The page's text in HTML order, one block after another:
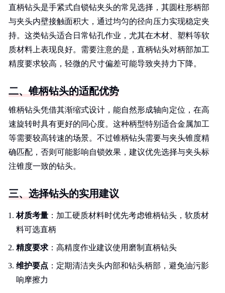
直柄钻头是手紧式自锁钻夹头的常见选择，其圆柱形柄部
与夹头内壁接触面积大，通过均匀的径向压力实现稳定夹
持。这类钻头适合日常钻孔作业，尤其在木材、塑料等软
质材料上表现良好。需要注意的是，直柄钻头对柄部加工
精度要求较高，轻微的尺寸偏差可能导致夹持力下降。
二、锥柄钻头的适配优势
锥柄钻头凭借其渐缩式设计，能自然形成轴向定位，在高
速旋转时具有更好的同心度。这种柄型特别适合金属加工
等需要较高转速的场景。不过锥柄钻头需要与夹头锥度精
确匹配，否则可能影响自锁效果，建议优先选择与夹头标
注锥度一致的钻头。
三、选择钻头的实用建议
材质考量 ：加工硬质材料时优先考虑锥柄钻头，软质材
料可选直柄
精度要求 ：高精度作业建议使用磨制直柄钻头
维护要点 ：定期清洁夹头内部和钻头柄部，避免油污影
响摩擦力